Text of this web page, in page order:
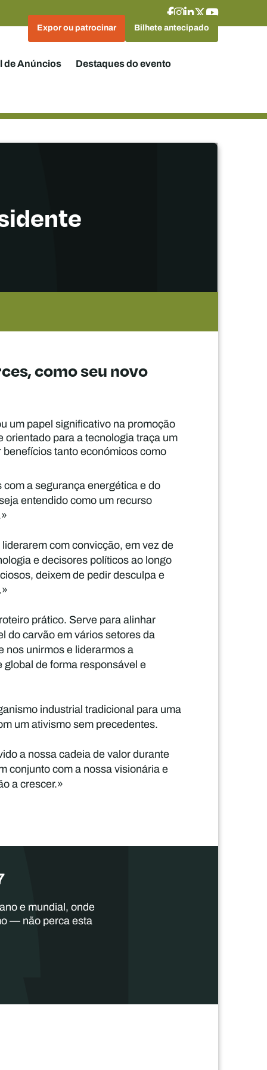
Expor ou patrocinar Bilhete antecipado
de Anúncios Destaques do evento
como seu novo
um papel significativo na promoção
para a tecnologia traça um
tanto económicos como
a segurança energética e do
entendido como um recurso
com convicção, em vez de
e decisores políticos ao longo
deixem de pedir desculpa e
prático. Serve para alinhar
do carvão em vários setores da
nos unirmos e liderarmos a
de forma responsável e
industrial tradicional para uma
um ativismo sem precedentes.
a nossa cadeia de valor durante
conjunto com a nossa visionária e
a crescer.»
e mundial, onde
— não perca esta